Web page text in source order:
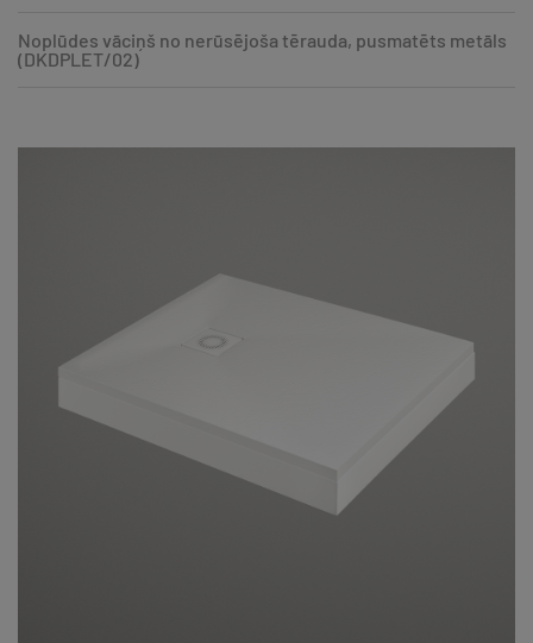
Noplūdes vāciņš no nerūsējoša tērauda, pusmatēts metāls
(DKDPLET/02)